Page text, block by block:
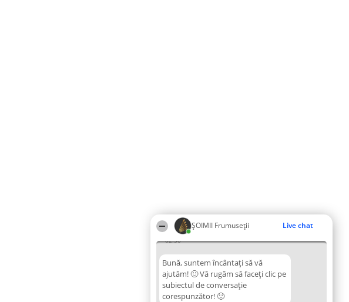
ȘOIMII Frumuseții Live chat
02:50
Bună, suntem încântați să vă
ajutăm! 🙂 Vă rugăm să faceți clic pe
subiectul de conversație
corespunzător! 🙂